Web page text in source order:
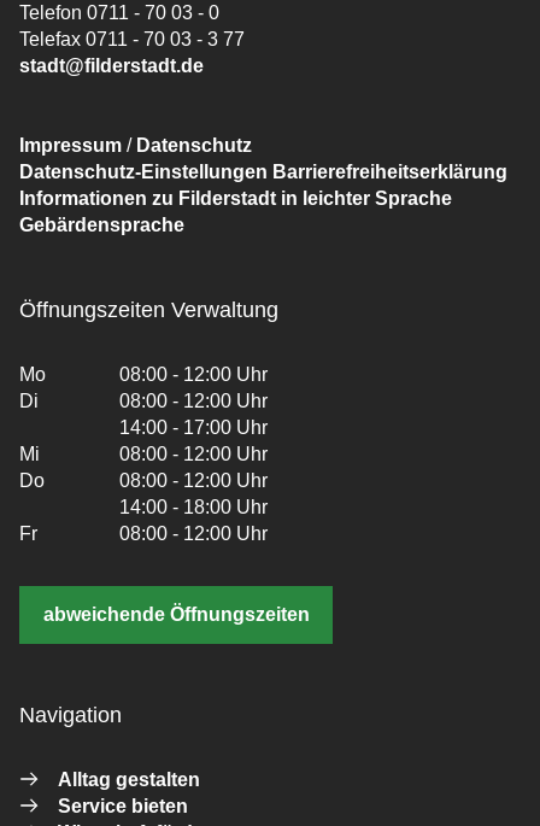
Telefon 0711 - 70 03 - 0
Telefax 0711 - 70 03 - 3 77
stadt@filderstadt.de
Impressum / Datenschutz
Datenschutz-Einstellungen Barrierefreiheitserklärung
Informationen zu Filderstadt in leichter Sprache
Gebärdensprache
Öffnungszeiten Verwaltung
Mo
08:00 - 12:00 Uhr
Di
08:00 - 12:00 Uhr
14:00 - 17:00 Uhr
Mi
08:00 - 12:00 Uhr
Do
08:00 - 12:00 Uhr
14:00 - 18:00 Uhr
Fr
08:00 - 12:00 Uhr
abweichende Öffnungszeiten
Navigation
Alltag gestalten
Service bieten